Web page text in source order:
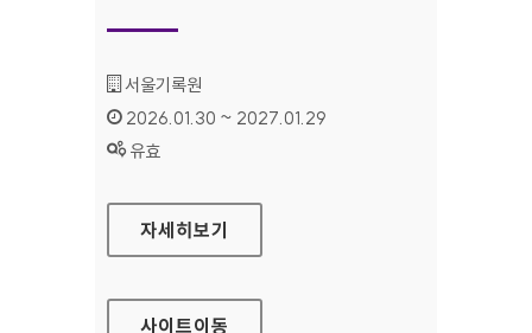
기관명 :
서울기록원
인증기간 :
2026.01.30 ~ 2027.01.29
상태 :
유효
서울기록원
자세히보기
사이트이동